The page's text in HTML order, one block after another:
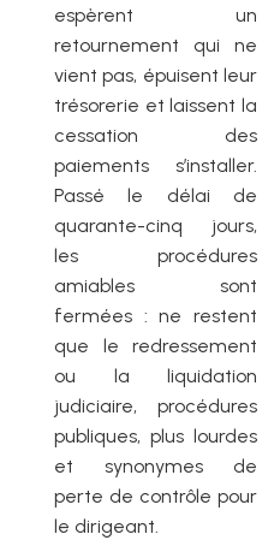
espèrent un
retournement qui ne
vient pas, épuisent leur
trésorerie et laissent la
cessation des
paiements s’installer.
Passé le délai de
quarante-cinq jours,
les procédures
amiables sont
fermées : ne restent
que le redressement
ou la liquidation
judiciaire, procédures
publiques, plus lourdes
et synonymes de
perte de contrôle pour
le dirigeant.